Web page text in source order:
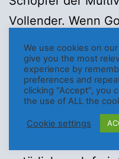
Vollender. Wenn
würde, gäbe es
Grundlage von
14b. Wenn es
Leiden und
Schlechte
Menschen frei
We use cookies on
give you the most
experience by
preferences and
clicking “Accept”, you
the use of ALL the
Cookie settings